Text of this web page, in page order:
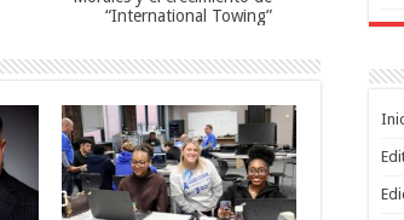
“International Towing”